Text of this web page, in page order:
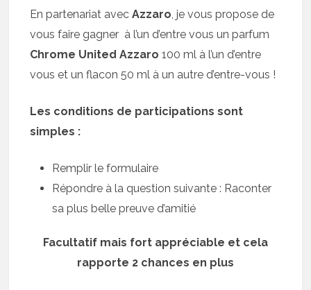
En partenariat avec Azzaro, je vous propose de
vous faire gagner à l’un d’entre vous un parfum
Chrome United Azzaro 100 ml à l’un d’entre
vous et un flacon 50 ml à un autre d’entre-vous !
Les conditions de participations sont
simples :
Remplir le formulaire
Répondre à la question suivante : Raconter
sa plus belle preuve d’amitié
Facultatif mais fort appréciable et cela
rapporte 2 chances en plus